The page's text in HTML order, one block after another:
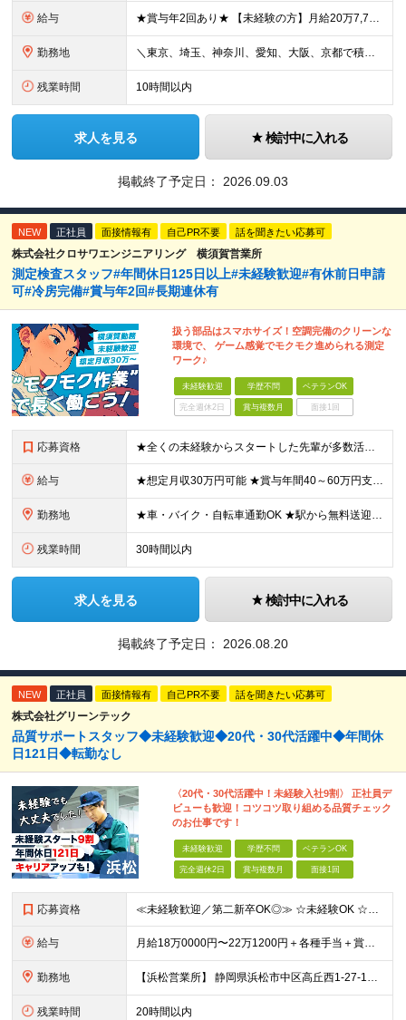
給与 ★賞与年2回あり★ 【未経験の方】月給20万7,750円～＋賞与年2回＋残業代全額支給＋交通費支給 【生物系大卒の方】月給21万3,750円～＋賞与年2回＋残業代全額支給＋交通費支給 ★手当が充実
勤務地 ＼東京、埼玉、神奈川、愛知、大阪、京都で積極採用中！／ ・東京都：品川区 ・埼玉県：和光市 ・神奈川県：横浜市戸塚区、藤沢市 ・茨城県：つくば市 Lマイカー通勤OK！ ・愛知県：犬山市
残業時間 10時間以内
求人を見る 検討中に入れる
掲載終了予定日： 2026.09.03
NEW 正社員 面接情報有 自己PR不要 話を聞きたい応募可
株式会社クロサワエンジニアリング 横須賀営業所
測定検査スタッフ#年間休日125日以上#未経験歓迎#有休前日申請
可#冷房完備#賞与年2回#長期連休有
扱う部品はスマホサイズ！空調完備のクリーンな
環境で、 ゲーム感覚でモクモク進められる測定
ワーク♪
未経験歓迎 学歴不問 ベテランOK
完全週休2日 賞与複数月 面接1回
応募資格 ★全くの未経験からスタートした先輩が多数活躍中 ◆未経験歓迎 ◆学歴不問・資格不問・経験不問！ ≪こんな方にピッタリ≫ □ 人と話すより「手を動かす派」な方 □ 重労働から卒業して、落ち着いて働き
給与 ★想定月収30万円可能 ★賞与年間40～60万円支給実績あり 月給23万5000円～+残業代全額支給＋各種手当+賞与年2回 ※試用期間2ヶ月あり（給与・待遇に差異はありません） ※残業代・深夜割増手
勤務地 ★車・バイク・自転車通勤OK ★駅から無料送迎バスあり 神奈川県横須賀市夏島町19番地 ※自動車・バイク通勤に関しては駐車場の空き状況による (変更の範囲)上記を除く当社関連勤務地
残業時間 30時間以内
求人を見る 検討中に入れる
掲載終了予定日： 2026.08.20
NEW 正社員 面接情報有 自己PR不要 話を聞きたい応募可
株式会社グリーンテック
品質サポートスタッフ◆未経験歓迎◆20代・30代活躍中◆年間休
日121日◆転勤なし
〈20代・30代活躍中！未経験入社9割〉 正社員デ
ビューも歓迎！コツコツ取り組める品質チェック
のお仕事です！
未経験歓迎 学歴不問 ベテランOK
完全週休2日 賞与複数月 面接1回
応募資格 ≪未経験歓迎／第二新卒OK◎≫ ☆未経験OK ☆18〜50代まで幅広く活躍中 ☆学歴不問 〜こんな方をお待ちしています！〜 □コツコツ作業に取り組むことが好きな方 □安定企業で長く働きたい方 □モノ
給与 月給18万0000円〜22万1200円＋各種手当＋賞与年2回 ※経験・能力を考慮の上、決定します ※残業代は別途100％支給いたします
勤務地 【浜松営業所】 静岡県浜松市中区高丘西1-27-17 ★勤務地限定正社員 ★転勤なし ★UIターン歓迎 ★マイカー通勤OK
残業時間 20時間以内